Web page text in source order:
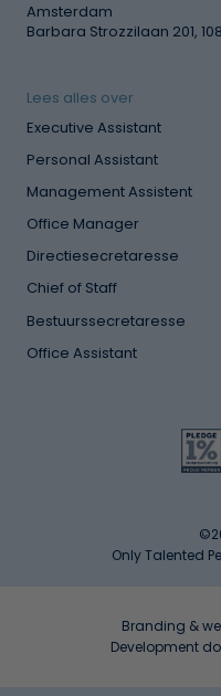
Amsterdam
Barbara Strozzilaan 201,
Lees alles over
Executive Assistant
Personal Assistant
Management Assistent
Office Manager
Directiesecretaresse
Chief of Staff
Bestuurssecretaresse
Office Assistant
Only Talented
Branding &
Development